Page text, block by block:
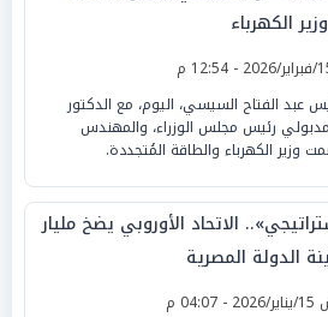
الكهرباء
عبد الفتاح السيسي، اليوم، مع الدكتور
رئيس مجلس الوزراء، والمهندس
وزير الكهرباء والطاقة المُتجددة.
الاتحاد الأوروبي يضخ مليار
الدولة المصرية
م